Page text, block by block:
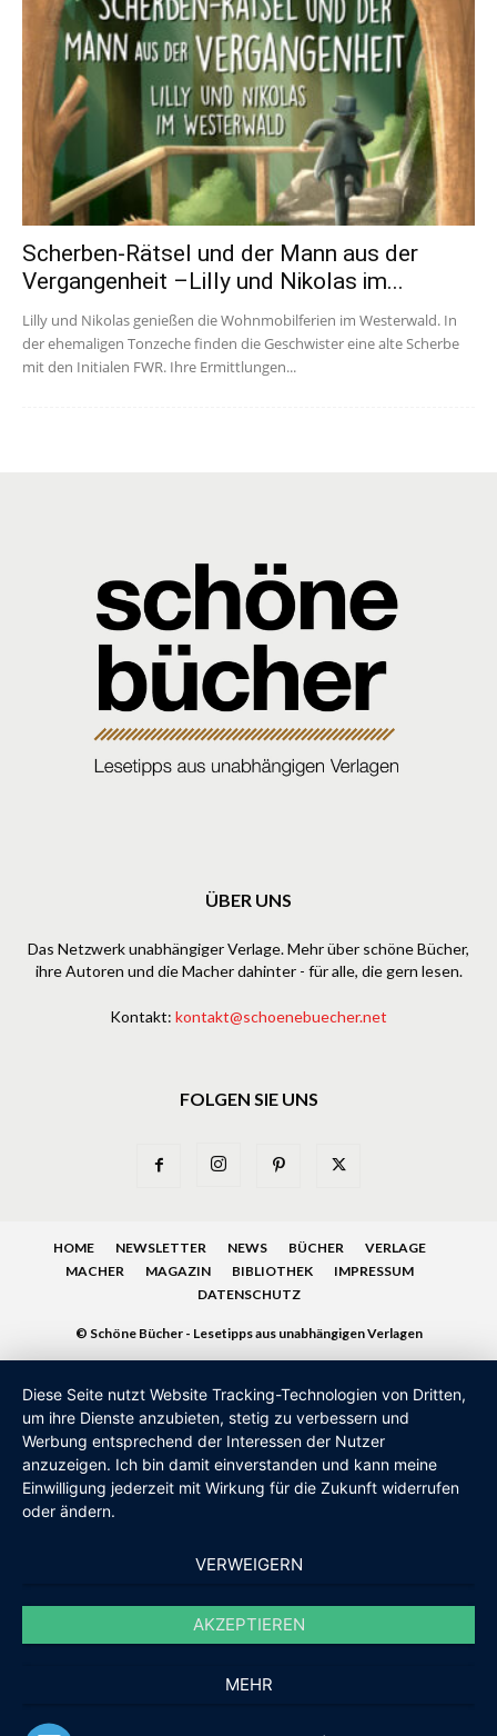
Scherben-Rätsel und der Mann aus der
Vergangenheit –Lilly und Nikolas im...
Lilly und Nikolas genießen die Wohnmobilferien im Westerwald. In
der ehemaligen Tonzeche finden die Geschwister eine alte Scherbe
mit den Initialen FWR. Ihre Ermittlungen...
ÜBER UNS
Das Netzwerk unabhängiger Verlage. Mehr über schöne Bücher,
ihre Autoren und die Macher dahinter - für alle, die gern lesen.
Kontakt: kontakt@schoenebuecher.net
FOLGEN SIE UNS
HOME NEWSLETTER NEWS BÜCHER
VERLAGE
MACHER
MAGAZIN BIBLIOTHEK
IMPRESSUM
DATENSCHUTZ
© Schöne Bücher - Lesetipps aus unabhängigen Verlagen
Diese Seite nutzt Website Tracking-Technologien von Dritten,
um ihre Dienste anzubieten, stetig zu verbessern und
Werbung entsprechend der Interessen der Nutzer
anzuzeigen. Ich bin damit einverstanden und kann meine
Einwilligung jederzeit mit Wirkung für die Zukunft widerrufen
oder ändern.
VERWEIGERN
AKZEPTIEREN
MEHR